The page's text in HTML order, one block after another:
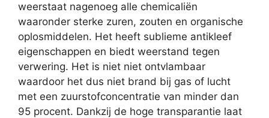
weerstaat nagenoeg alle chemicaliën
waaronder sterke zuren, zouten en organische
oplosmiddelen. Het heeft sublieme antikleef
eigenschappen en biedt weerstand tegen
verwering. Het is niet niet ontvlambaar
waardoor het dus niet brand bij gas of lucht
met een zuurstofconcentratie van minder dan
95 procent. Dankzij de hoge transparantie laat